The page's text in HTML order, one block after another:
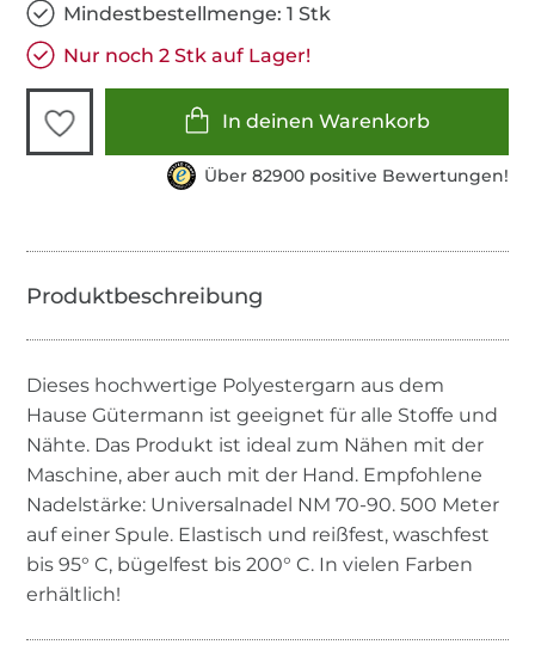
Mindestbestellmenge: 1 Stk
Nur noch 2 Stk auf Lager!
In deinen Warenkorb
Über 82900 positive Bewertungen!
Dieses hochwertige Polyestergarn aus dem
Hause Gütermann ist geeignet für alle Stoffe und
Nähte. Das Produkt ist ideal zum Nähen mit der
Maschine, aber auch mit der Hand. Empfohlene
Nadelstärke: Universalnadel NM 70-90. 500 Meter
auf einer Spule. Elastisch und reißfest, waschfest
bis 95° C, bügelfest bis 200° C. In vielen Farben
erhältlich!